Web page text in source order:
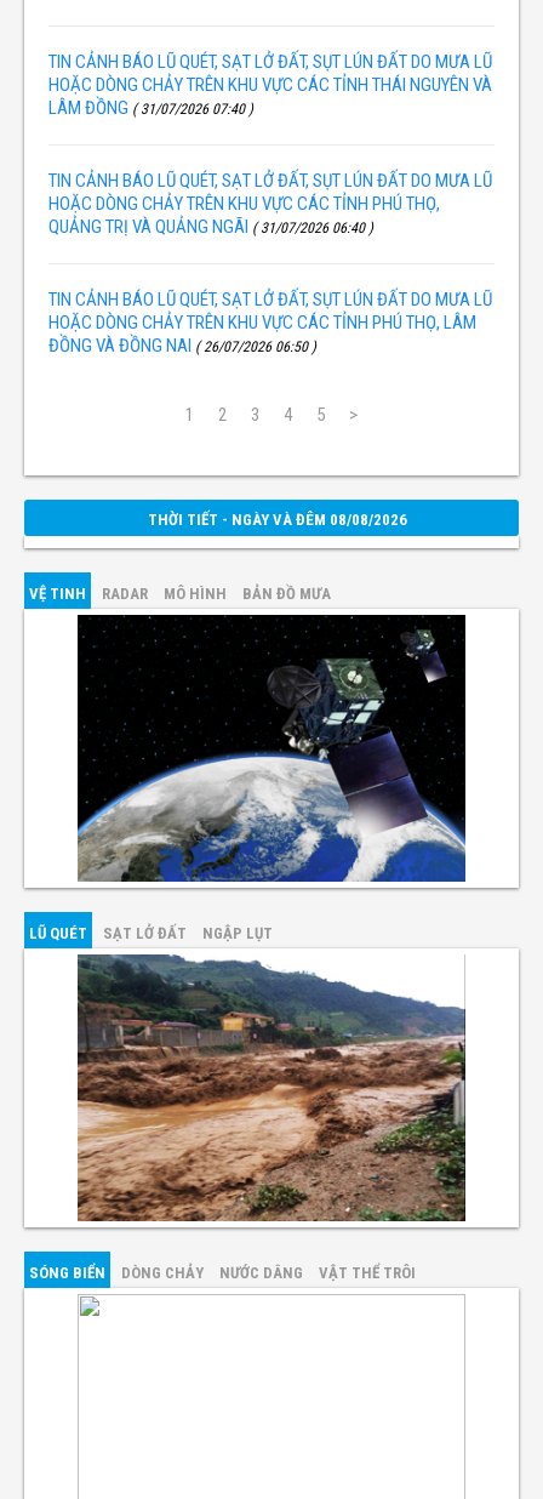
TIN CẢNH BÁO LŨ QUÉT, SẠT LỞ ĐẤT, SỤT LÚN ĐẤT DO MƯA LŨ
HOẶC DÒNG CHẢY TRÊN KHU VỰC CÁC TỈNH THÁI NGUYÊN VÀ
LÂM ĐỒNG ( 31/07/2026 07:40 )
TIN CẢNH BÁO LŨ QUÉT, SẠT LỞ ĐẤT, SỤT LÚN ĐẤT DO MƯA LŨ
HOẶC DÒNG CHẢY TRÊN KHU VỰC CÁC TỈNH PHÚ THỌ,
QUẢNG TRỊ VÀ QUẢNG NGÃI ( 31/07/2026 06:40 )
TIN CẢNH BÁO LŨ QUÉT, SẠT LỞ ĐẤT, SỤT LÚN ĐẤT DO MƯA LŨ
HOẶC DÒNG CHẢY TRÊN KHU VỰC CÁC TỈNH PHÚ THỌ, LÂM
ĐỒNG VÀ ĐỒNG NAI ( 26/07/2026 06:50 )
1 2 3 4 5 >
THỜI TIẾT - NGÀY VÀ ĐÊM 08/08/2026
VỆ TINH RADAR MÔ HÌNH BẢN ĐỒ MƯA
LŨ QUÉT SẠT LỞ ĐẤT NGẬP LỤT
SÓNG BIỂN DÒNG CHẢY NƯỚC DÂNG VẬT THỂ TRÔI